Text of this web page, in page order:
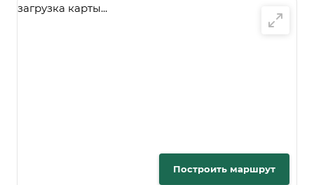
загрузка карты...
Построить маршрут